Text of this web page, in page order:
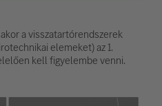
a visszatartórendszerek
elemeket) az 1.
kell figyelembe venni.